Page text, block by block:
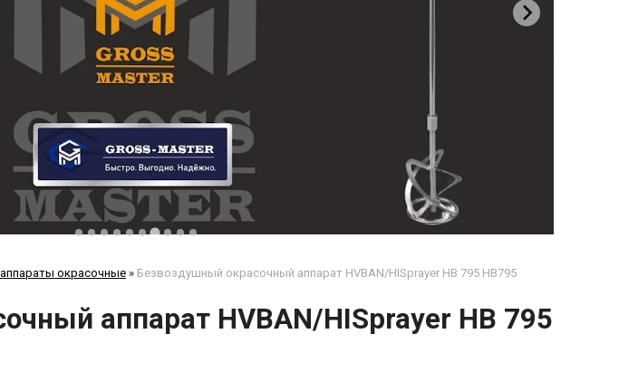
аппараты окрасочные » Безвоздушный окрасочный аппарат HVBAN/HISprayer HB 795 HB795
аппарат HVBAN/HISprayer HB 795